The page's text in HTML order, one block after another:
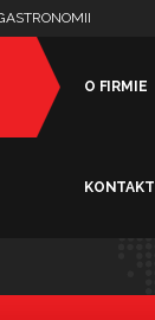
O FIRMIE
KONTAKT